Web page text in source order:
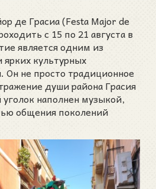
де Грасиа (Festa Major de
с 15 по 21 августа в
является одним из
культурных
Он не просто традиционное
души района Грасия
наполнен музыкой,
общения поколений